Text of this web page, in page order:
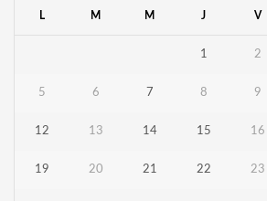
L M M J V
1 2
5 6 7 8 9
12 13 14 15 16
19 20 21 22 23